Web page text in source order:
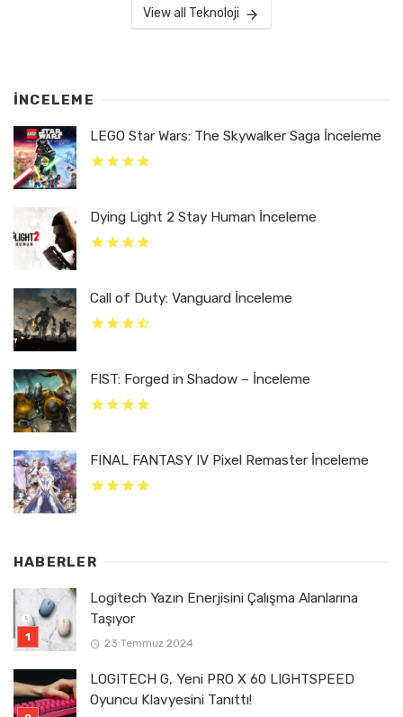
View all Teknoloji
İNCELEME
LEGO Star Wars: The Skywalker Saga İnceleme
Dying Light 2 Stay Human İnceleme
Call of Duty: Vanguard İnceleme
FIST: Forged in Shadow – İnceleme
FINAL FANTASY IV Pixel Remaster İnceleme
HABERLER
Logitech Yazın Enerjisini Çalışma Alanlarına
Taşıyor
23 Temmuz 2024
LOGITECH G, Yeni PRO X 60 LIGHTSPEED
Oyuncu Klavyesini Tanıttı!